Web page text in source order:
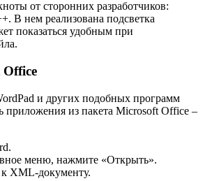
от сторонних разработчиков:
В нем реализована подсветка
показаться удобным при
и других подобных программ
приложения из пакета Microsoft Office –
меню, нажмите «Открыть».
XML-документу.